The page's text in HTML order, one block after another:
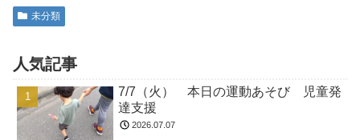
未分類
人気記事
7/7（火） 本日の運動あそび 児童発
達支援
2026.07.07